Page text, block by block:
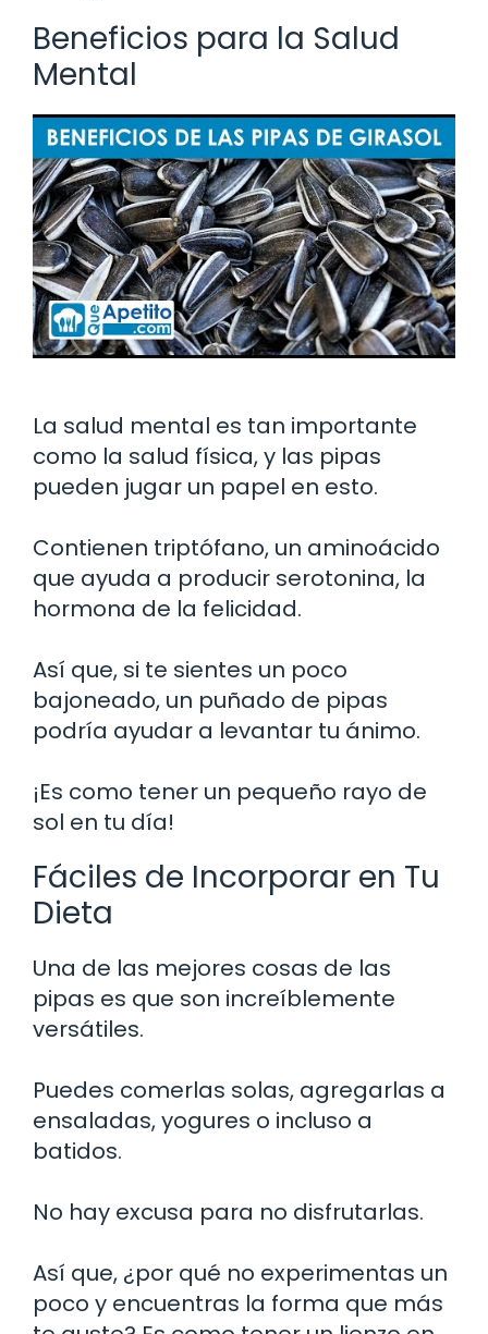
Beneficios para la Salud
Mental
La salud mental es tan importante
como la salud física, y las pipas
pueden jugar un papel en esto.
Contienen triptófano, un aminoácido
que ayuda a producir serotonina, la
hormona de la felicidad.
Así que, si te sientes un poco
bajoneado, un puñado de pipas
podría ayudar a levantar tu ánimo.
¡Es como tener un pequeño rayo de
sol en tu día!
Fáciles de Incorporar en Tu
Dieta
Una de las mejores cosas de las
pipas es que son increíblemente
versátiles.
Puedes comerlas solas, agregarlas a
ensaladas, yogures o incluso a
batidos.
No hay excusa para no disfrutarlas.
Así que, ¿por qué no experimentas un
poco y encuentras la forma que más